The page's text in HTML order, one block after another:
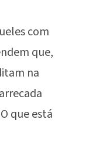
com
que,
na
que está